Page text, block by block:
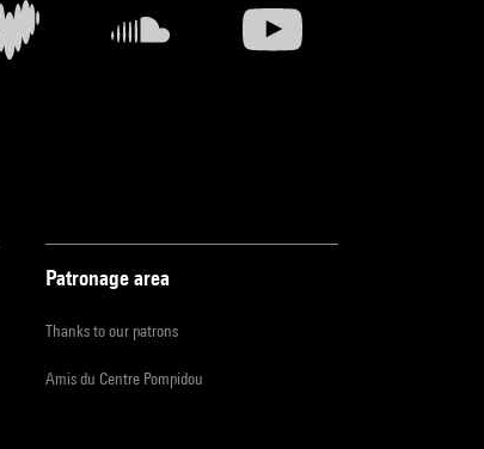
Patronage area
Thanks to our patrons
Amis du Centre Pompidou